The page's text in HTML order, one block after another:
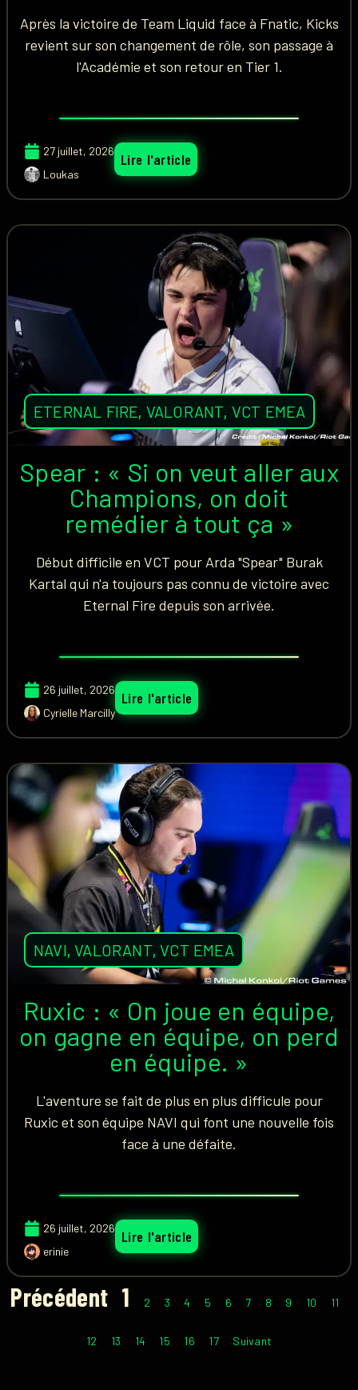
Après la victoire de Team Liquid face à Fnatic, Kicks
revient sur son changement de rôle, son passage à
l'Académie et son retour en Tier 1.
27 juillet, 2026
Loukas
Lire l'article
ETERNAL FIRE, VALORANT, VCT EMEA
Spear : « Si on veut aller aux
Champions, on doit
remédier à tout ça »
Début difficile en VCT pour Arda "Spear" Burak
Kartal qui n'a toujours pas connu de victoire avec
Eternal Fire depuis son arrivée.
26 juillet, 2026
Cyrielle Marcilly
Lire l'article
NAVI,VALORANT,VCT EMEA
Ruxic : « On joue en équipe,
on gagne en équipe, on perd
en équipe. »
L'aventure se fait de plus en plus difficule pour
Ruxic et son équipe NAVI qui font une nouvelle fois
face à une défaite.
26 juillet, 2026
erinie
Lire l'article
Précédent 1 2 3 4 5 6 7 8 9 10 11
12 13 14 15 16 17 Suivant